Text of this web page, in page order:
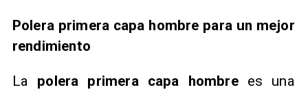
Polera primera capa hombre para un mejor
rendimiento
La polera primera capa hombrees una